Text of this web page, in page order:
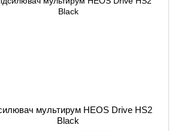
мультирум HEOS Drive HS2
Black